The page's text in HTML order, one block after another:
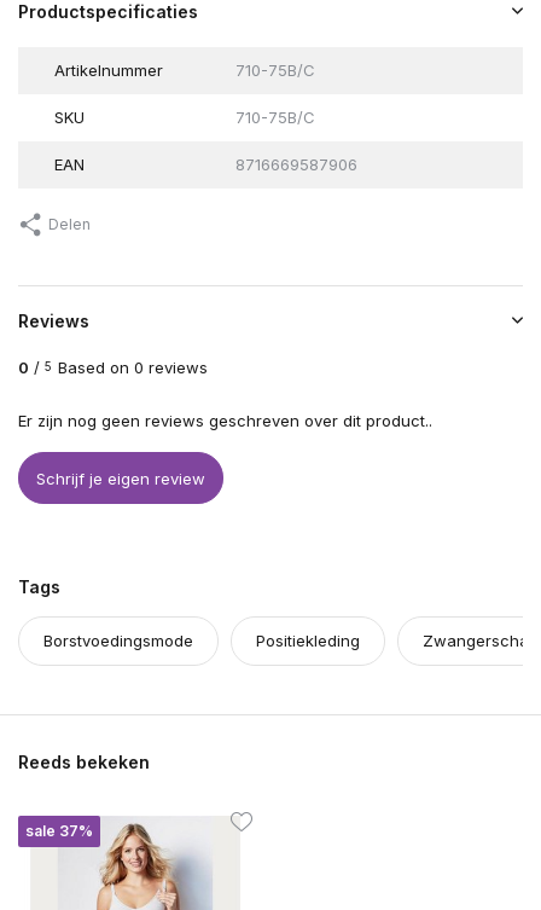
Productspecificaties
Artikelnummer 710-75B/C
SKU 710-75B/C
EAN 8716669587906
Delen
Reviews
0 / 5 Based on 0 reviews
Er zijn nog geen reviews geschreven over dit product..
Schrijf je eigen review
Tags
Borstvoedingsmode Positiekleding
Reeds bekeken
sale 37%